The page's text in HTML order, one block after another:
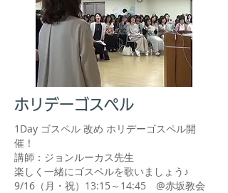
ホリデーゴスペル
1Day ゴスペル 改め ホリデーゴスペル開
催！
講師：ジョンルーカス先生
​楽しく一緒にゴスペルを歌いましょう♪
​9/16（月・祝）13:15～14:45 @赤坂教会